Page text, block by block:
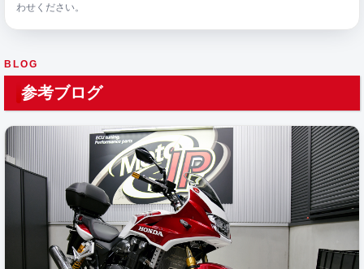
わせください。
BLOG
参考ブログ